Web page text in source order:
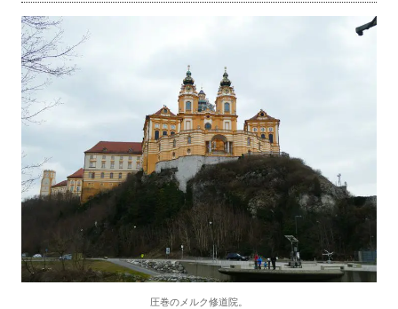
圧巻のメルク修道院。